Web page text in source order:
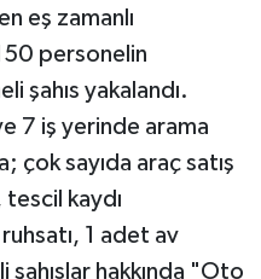
eş zamanlı
personelin
şahıs yakalandı.
7 iş yerinde arama
çok sayıda araç satış
kaydı
1 adet av
hakkında "Oto